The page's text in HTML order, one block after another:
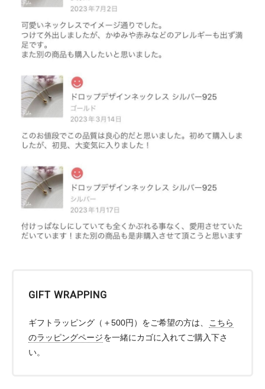
GIFT WRAPPING
ギフトラッピング（＋500円）をご希望の方は、
こちら
のラッピングページを一緒にカゴに入れてご購入下さ
い。